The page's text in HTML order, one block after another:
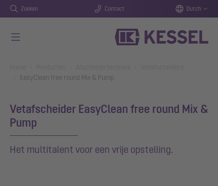
Zoeken Contact Dutch
EasyClean free round Mix & Pump
Vetafscheider EasyClean free round Mix &
Pump
Het multitalent voor een vrije opstelling.